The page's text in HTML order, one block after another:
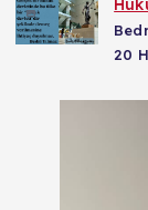
20